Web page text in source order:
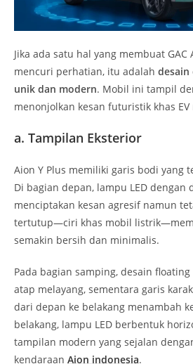
Jika ada satu hal yang membuat GAC
mencuri perhatian, itu adalah desain
unik dan modern. Mobil ini tampil
menonjolkan kesan futuristik khas EV
a. Tampilan Eksterior
Aion Y Plus memiliki garis bodi yang
Di bagian depan, lampu LED dengan
menciptakan kesan agresif namun
tertutup—ciri khas mobil
semakin bersih dan minimalis.
Pada bagian samping, desain
atap melayang, sementara garis
dari depan ke belakang menambah
belakang, lampu LED berbentuk
tampilan modern yang sejalan
kendaraan Aion indonesia.